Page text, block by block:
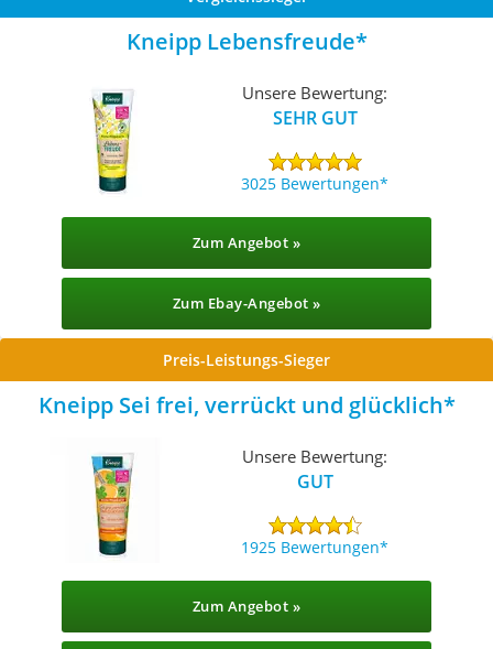
Kneipp Lebensfreude
Unsere Bewertung:
SEHR GUT
3025 Bewertungen
Zum Angebot »
Zum Ebay-Angebot »
Preis-Leistungs-Sieger
Kneipp Sei frei, verrückt und glücklich
Unsere Bewertung:
GUT
1925 Bewertungen
Zum Angebot »